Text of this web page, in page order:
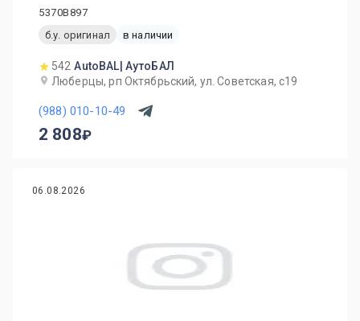
5370B897
б.у. оригинал
в наличии
542 AutoBAL| АутоБАЛ
Люберцы, рп Октябрьский, ул. Советская, с19
(988) 010-10-49
2 808
06.08.2026